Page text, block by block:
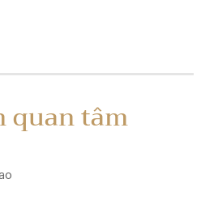
quan tâm